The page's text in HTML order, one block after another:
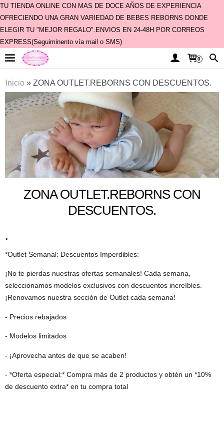
TU TIENDA ONLINE CON MAS DE DOCE AÑOS DE EXPERIENCIA
OFRECIENDO UNA GRAN VARIEDAD DE BEBES REBORNS DONDE
ELEGIR TU "MEJOR REGALO".ENVIOS EN 24-48H POR CORREOS
EXPRESS(Seguiminento vía mail o SMS)
0
Inicio » ZONA OUTLET.REBORNS CON DESCUENTOS.
ZONA OUTLET.REBORNS CON
DESCUENTOS.
.
*Outlet Semanal: Descuentos Imperdibles:
¡No te pierdas nuestras ofertas semanales! Cada semana,
seleccionamos modelos exclusivos con descuentos increíbles.
¡Renovamos nuestra sección de Outlet cada semana!
- Precios rebajados
- Modelos limitados
- ¡Aprovecha antes de que se acaben!
- *Oferta especial:* Compra más de 2 productos y obtén un *10%
de descuento extra* en tu compra total